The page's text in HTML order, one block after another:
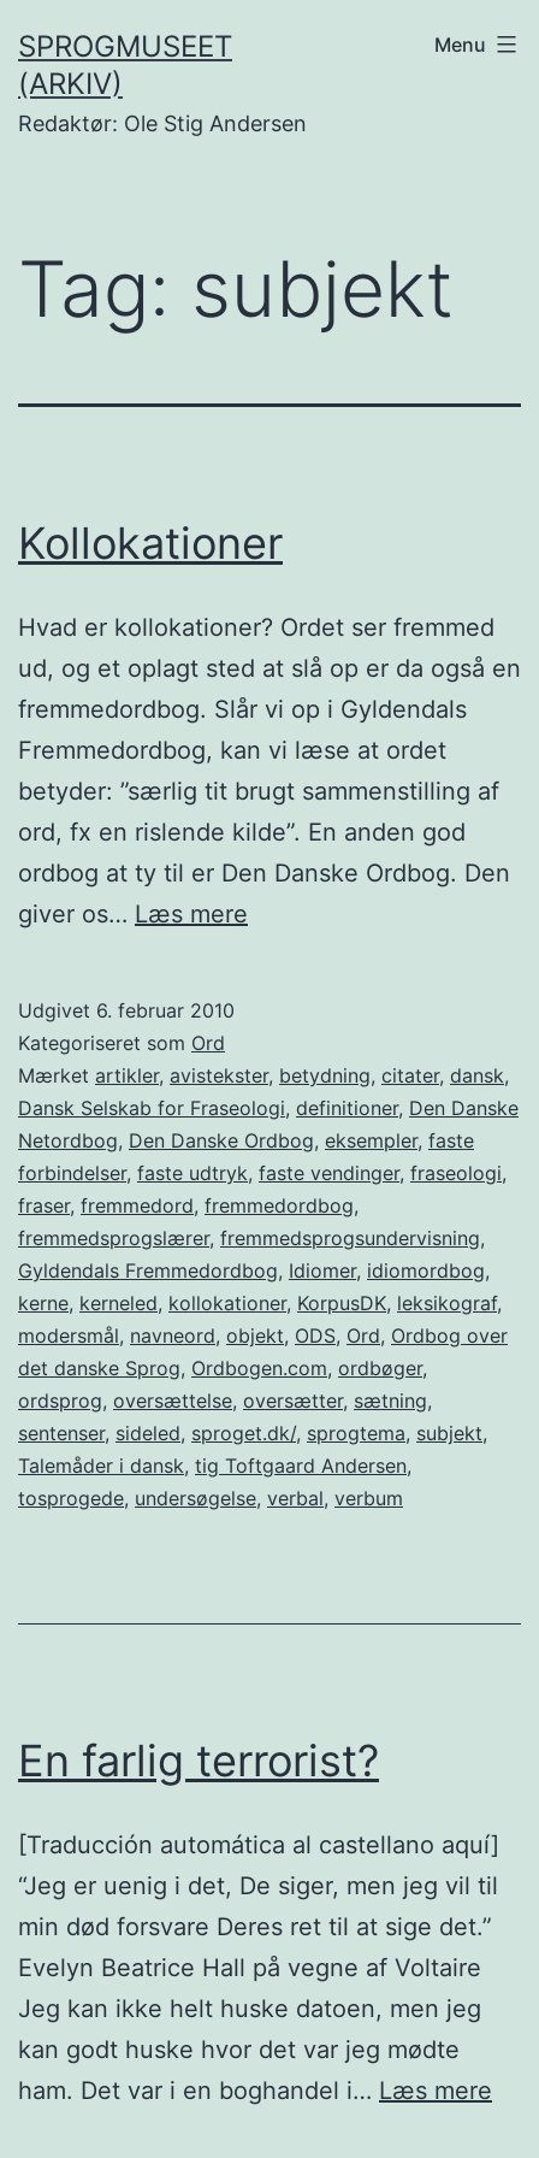
til
indhold
SPROGMUSEET
(ARKIV)
Redaktør: Ole Stig Andersen
Menu
Tag: subjekt
Kollokationer
Hvad er kollokationer? Ordet ser fremmed
ud, og et oplagt sted at slå op er da også en
fremmedordbog. Slår vi op i Gyldendals
Fremmedordbog, kan vi læse at ordet
betyder: ”særlig tit brugt sammenstilling af
ord, fx en rislende kilde”. En anden god
ordbog at ty til er Den Danske Ordbog. Den
giver os… Læs mere
Udgivet 6. februar 2010
Kategoriseret som Ord
Mærket artikler, avistekster, betydning, citater, dansk,
Dansk Selskab for Fraseologi, definitioner, Den Danske
Netordbog, Den Danske Ordbog, eksempler, faste
forbindelser, faste udtryk, faste vendinger, fraseologi,
fraser, fremmedord, fremmedordbog,
fremmedsprogslærer, fremmedsprogsundervisning,
Gyldendals Fremmedordbog, Idiomer, idiomordbog,
kerne, kerneled, kollokationer, KorpusDK, leksikograf,
modersmål, navneord, objekt, ODS, Ord, Ordbog over
det danske Sprog, Ordbogen.com, ordbøger,
ordsprog, oversættelse, oversætter, sætning,
sentenser, sideled, sproget.dk/, sprogtema, subjekt,
Talemåder i dansk, tig Toftgaard Andersen,
tosprogede, undersøgelse, verbal, verbum
En farlig terrorist?
[Traducción automática al castellano aquí]
“Jeg er uenig i det, De siger, men jeg vil til
min død forsvare Deres ret til at sige det.”
Evelyn Beatrice Hall på vegne af Voltaire
Jeg kan ikke helt huske datoen, men jeg
kan godt huske hvor det var jeg mødte
ham. Det var i en boghandel i… Læs mere